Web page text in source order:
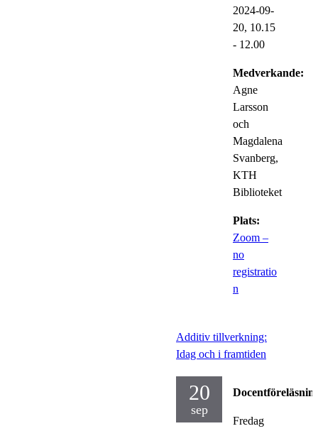
2024-09-
20, 10.15
- 12.00
Medverkande:
Agne
Larsson
och
Magdalena
Svanberg,
KTH
Biblioteket
Plats:
Zoom –
no
registratio
n
Additiv tillverkning:
Idag och i framtiden
20
sep
Fredag